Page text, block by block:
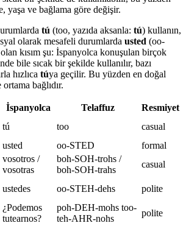
yaşa ve bağlama göre değişir.
tú (too, yazıda aksanla: tú) kullanın,
olarak mesafeli durumlarda usted (oo-
kısım şu: İspanyolca konuşulan birçok
bile sıcak bir şekilde kullanılır, bazı
hızlıca túya geçilir. Bu yüzden en doğal
bağlıdır.
İspanyolca Telaffuz
Resmiyet
tú too
casual
usted oo-STED
formal
vosotros /
vosotras
boh-SOH-trohs /
boh-SOH-trahs
casual
ustedes oo-STEH-dehs polite
¿Podemos
tutearnos?
poh-DEH-mohs too-
teh-AHR-nohs
polite